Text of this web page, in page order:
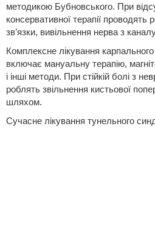
методикою Бубновського. При
консервативної терапії проводять
зв’язки, вивільнення нерва з
Комплексне лікування
включає мануальну терапію,
і інші методи. При стійкій болі з
роблять звільнення кистьової
шляхом.
Сучасне лікування тунельного